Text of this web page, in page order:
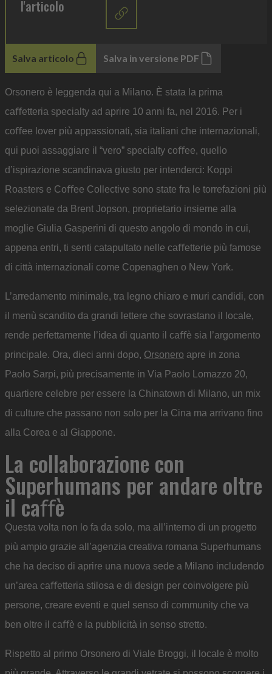
l'articolo
Salva articolo Salva in versione PDF
Orsonero è leggenda qui a Milano. È stata la prima
caﬀetteria specialty ad aprire 10 anni fa, nel 2016. Per i
coﬀee lover più appassionati, sia italiani che internazionali,
qui puoi assaggiare il “vero” specialty coﬀee, quello
d’ispirazione scandinava giusto per intenderci: Koppi
Roasters e Coﬀee Collective sono state fra le torrefazioni più
selezionate da Brent Jopson, proprietario insieme alla
moglie Giulia Gasperini di questo angolo di mondo in cui,
appena entri, ti senti catapultato nelle caﬀetterie più famose
di città internazionali come Copenaghen o New York.
L’arredamento minimale, tra legno chiaro e muri candidi, con
il menù scandito da grandi lettere che sovrastano il locale,
rende perfettamente l’idea di quanto il caﬀè sia l’argomento
principale. Ora, dieci anni dopo, Orsonero apre in zona
Paolo Sarpi, più precisamente in Via Paolo Lomazzo 20,
quartiere celebre per essere la Chinatown di Milano, un mix
di culture che passano non solo per la Cina ma arrivano fino
alla Corea e al Giappone.
La collaborazione con
Superhumans per andare oltre
il caﬀè
Questa volta non lo fa da solo, ma all’interno di un progetto
più ampio grazie all’agenzia creativa romana Superhumans
che ha deciso di aprire una nuova sede a Milano includendo
un’area caﬀetteria stilosa e di design per coinvolgere più
persone, creare eventi e quel senso di community che va
ben oltre il caﬀè e la pubblicità in senso stretto.
Rispetto al primo Orsonero di Viale Broggi, il locale è molto